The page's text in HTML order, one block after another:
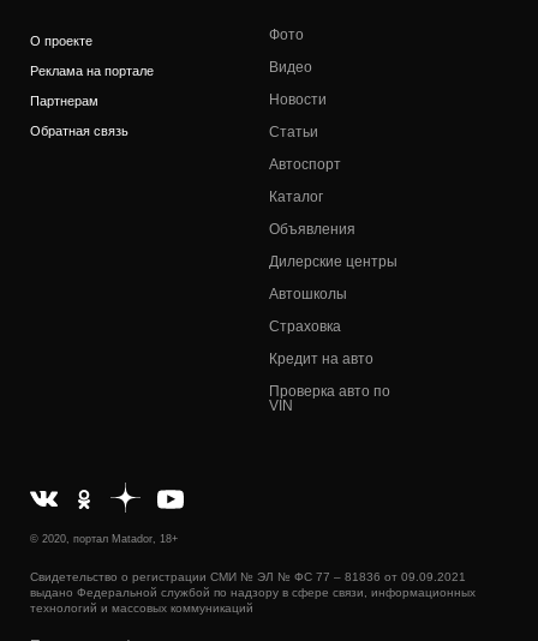
О проекте
Реклама на портале
Партнерам
Обратная связь
Фото
Видео
Новости
Статьи
Автоспорт
Каталог
Объявления
Дилерские центры
Автошколы
Страховка
Кредит на авто
Проверка авто по
VIN
© 2020, портал Matador, 18+
Свидетельство о регистрации СМИ № ЭЛ № ФС 77 – 81836 от 09.09.2021
выдано Федеральной службой по надзору в сфере связи, информационных
технологий и массовых коммуникаций